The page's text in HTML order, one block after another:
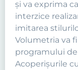
şi va exprima
interzice
imitarea
Volumetria va
programului
Acoperişurile